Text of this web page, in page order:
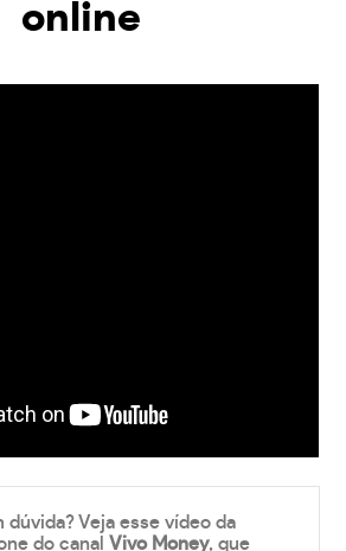
online
dúvida? Veja esse vídeo da
do canalVivo Money, que